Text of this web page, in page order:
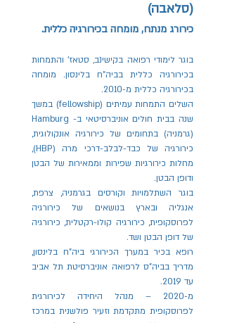
(סלאבה)
כירורג מנתח, מומחה בכירורגיה כללית.
בוגר לימודי רפואה בקישינב, סטאז' והתמחות
בכירורגיה כללית בביה"ח בלינסון. מומחה
בכירורגיה כללית מ-2010.
השלים התמחות עמיתים (fellowship) במשך
שנה בבית חולים אוניברסיטאי ב- Hamburg
(גרמניה) בתחומים של כירורגיה אונקולוגית,
כירורגיה של כבד-לבלב-דרכי מרה (HBP),
מחלות כירורגיות שפירות וממאירות של הבטן
ודופן הבטן.
בוגר השתלמויות וקורסים בגרמניה, צרפת,
אנגליה ובארץ בנושאים של כירורגיה
לפרוסקופית, כירורגיה קולו-רקטלית, כירורגיה
של דופן הבטן ושד.
רופא בכיר במערך הכירורגי ביה"ח בלינסון,
מדריך בביה"ס לרפואה אוניברסיטת תל אביב
עד 2019.
מ-2020 – מנהל היחידה לכירורגית
לפרוסקופית מתקדמת וזעיר פולשנית במרכז